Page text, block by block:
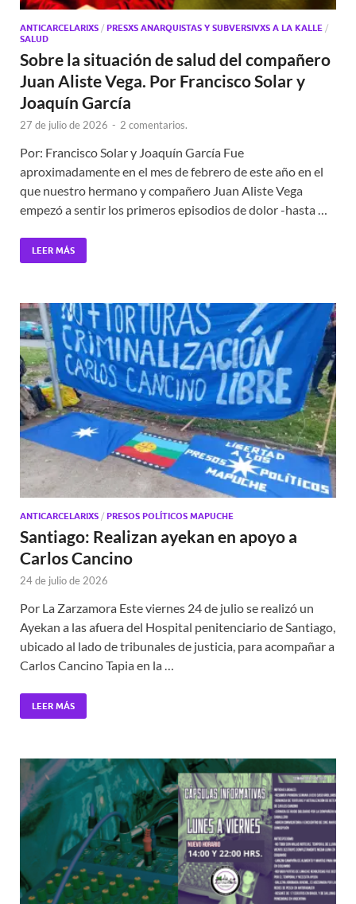
ANTICARCELARIXS / PRESXS ANARQUISTAS Y SUBVERSIVXS A LA KALLE /
SALUD
Sobre la situación de salud del compañero
Juan Aliste Vega. Por Francisco Solar y
Joaquín García
27 de julio de 2026 - 2 comentarios.
Por: Francisco Solar y Joaquín García Fue
aproximadamente en el mes de febrero de este año en el
que nuestro hermano y compañero Juan Aliste Vega
empezó a sentir los primeros episodios de dolor -hasta …
LEER MÁS
ANTICARCELARIXS / PRESOS POLÍTICOS MAPUCHE
Santiago: Realizan ayekan en apoyo a
Carlos Cancino
24 de julio de 2026
Por La Zarzamora Este viernes 24 de julio se realizó un
Ayekan a las afuera del Hospital penitenciario de Santiago,
ubicado al lado de tribunales de justicia, para acompañar a
Carlos Cancino Tapia en la …
LEER MÁS